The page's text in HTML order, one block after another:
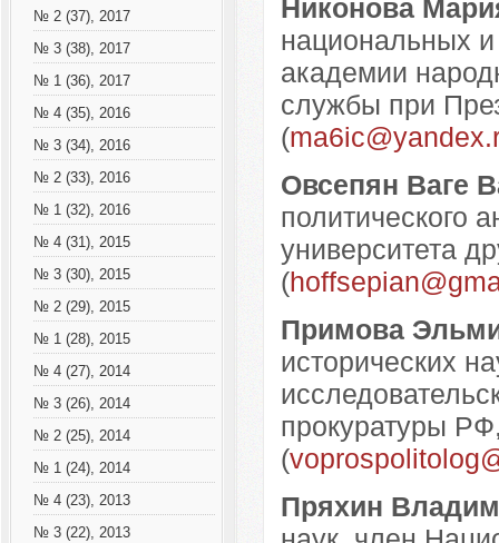
№ 2 (37), 2017
№ 3 (38), 2017
№ 1 (36), 2017
№ 4 (35), 2016
№ 3 (34), 2016
№ 2 (33), 2016
№ 1 (32), 2016
№ 4 (31), 2015
№ 3 (30), 2015
№ 2 (29), 2015
№ 1 (28), 2015
№ 4 (27), 2014
№ 3 (26), 2014
№ 2 (25), 2014
№ 1 (24), 2014
№ 4 (23), 2013
№ 3 (22), 2013
Никонова
национальных
академии
службы при
(
Овсепян Ваге
политического
университета
(
Примова
исторических
прокуратуры
(
Пряхин